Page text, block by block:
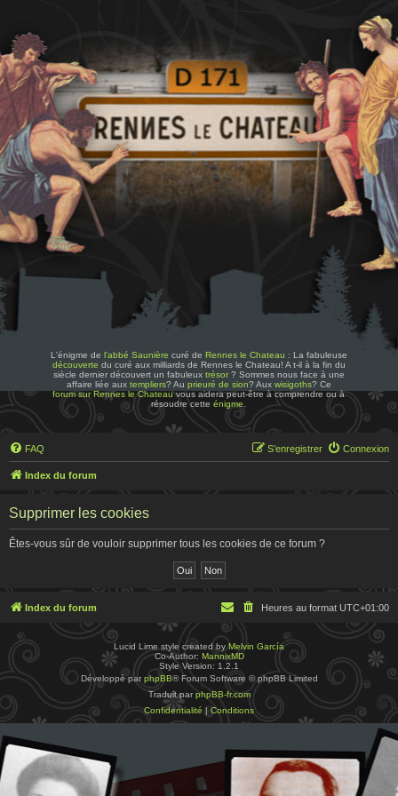
L'énigme de l'abbé Saunière curé de Rennes le Chateau : La fabuleuse
découverte du curé aux milliards de Rennes le Chateau! A t-il à la fin du
siècle dernier découvert un fabuleux trésor? Sommes nous face à une
affaire liée aux templiers? Au prieuré de sion? Aux wisigoths? Ce
forum sur Rennes le Chateauvous aidera peut-être à comprendre ou à
résoudre cetteénigme
FAQ Connexion
S’enregistrer
Index du forum
Supprimer les cookies
Êtes-vous sûr de vouloir supprimer tous les cookies de ce forum ?
Index du forum Heures au format UTC+01:00
Lucid Lime style created byMelvin García
Co-Author: MannixMD
Style Version: 1.2.1
Développé par phpBB® Forum Software © phpBB Limited
Traduit par phpBB-fr.com
Confidentialité | Conditions